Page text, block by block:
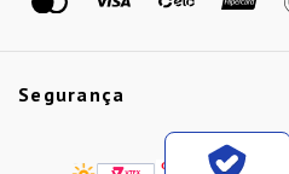
Segurança